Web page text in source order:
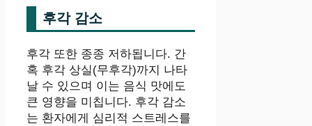
후각 감소
후각 또한 종종 저하됩니다. 간
혹 후각 상실(무후각)까지 나타
날 수 있으며 이는 음식 맛에도
큰 영향을 미칩니다. 후각 감소
는 환자에게 심리적 스트레스를